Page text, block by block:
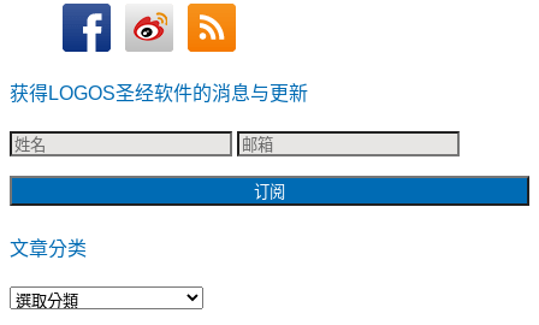
获得LOGOS圣经软件的消息与更新
文章分类
文